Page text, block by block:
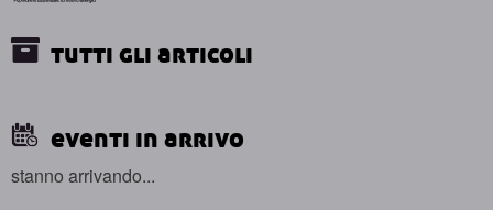
tutti gli articoli
eventi in arrivo
stanno arrivando...